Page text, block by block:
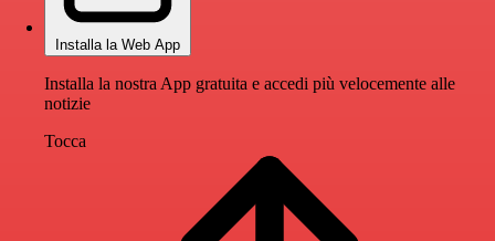
Installa la Web App
Installa la nostra App gratuita e accedi più velocemente alle
notizie
Tocca